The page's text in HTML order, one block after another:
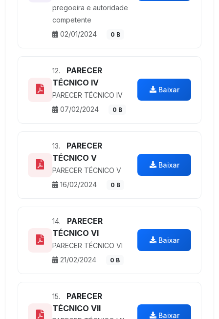
pregoeira e autoridade
competente
02/01/2024
0 B
12.
PARECER
TÉCNICO IV
PARECER TÉCNICO IV
07/02/2024
0 B
Baixar
13.
PARECER
TÉCNICO V
PARECER TÉCNICO V
16/02/2024
0 B
Baixar
14.
PARECER
TÉCNICO VI
PARECER TÉCNICO VI
21/02/2024
0 B
Baixar
15.
PARECER
TÉCNICO VII
Baixar